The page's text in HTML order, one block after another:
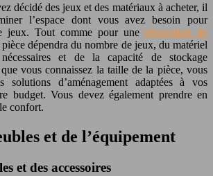
décidé des jeux et des matériaux à acheter, il
l’espace dont vous avez besoin pour
jeux. Tout comme pour une rénovation de
dépendra du nombre de jeux, du matériel
et de la capacité de stockage
vous connaissez la taille de la pièce, vous
solutions d’aménagement adaptées à vos
budget. Vous devez également prendre en
confort.
et de l’équipement
et des accessoires